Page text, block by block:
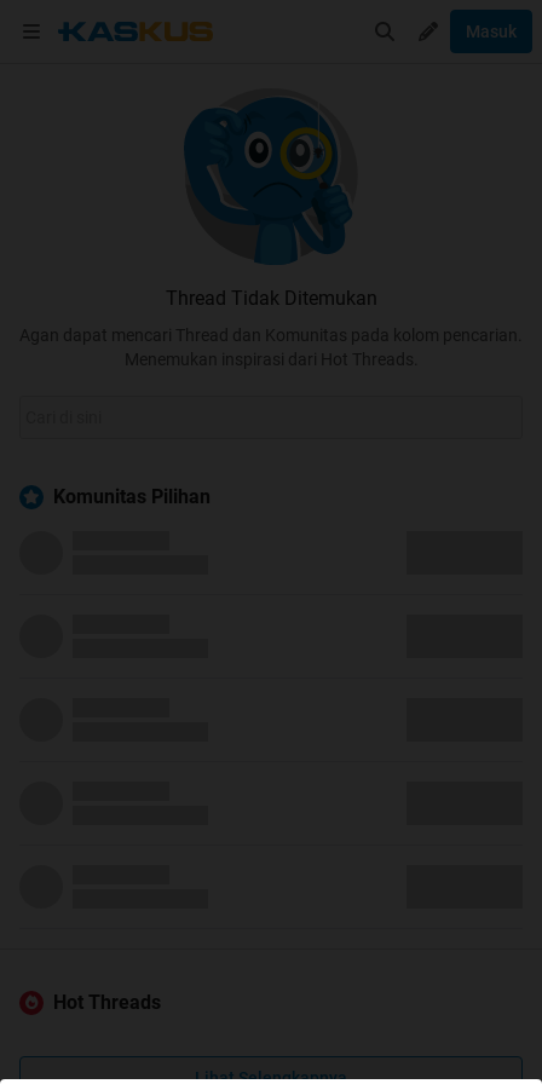
Masuk
Thread Tidak Ditemukan
Agan dapat mencari Thread dan Komunitas pada kolom pencarian.
Menemukan inspirasi dari Hot Threads.
Komunitas Pilihan
Hot Threads
Lihat Selengkapnya